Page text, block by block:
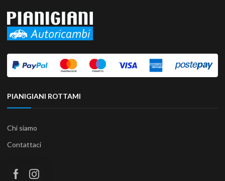
PIANIGIANI ROTTAMI
Chi siamo
Contattaci